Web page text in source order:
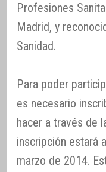
Profesiones
Madrid, y
Sanidad.
Para poder
es necesario
hacer a través de
inscripción estará
marzo de 2014.